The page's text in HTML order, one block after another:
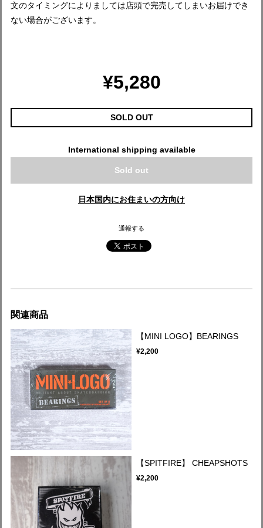
文のタイミングによりましては店頭で完売してしまいお届けでき
ない場合がございます。
¥5,280
SOLD OUT
International shipping available
Sold out
日本国内にお住まいの方向け
通報する
関連商品
【MINI LOGO】BEARINGS
¥2,200
【SPITFIRE】 CHEAPSHOTS
¥2,200